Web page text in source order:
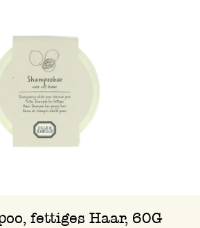
fettiges Haar, 60G
2
Das einzige Produkt das